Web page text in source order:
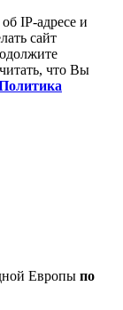
IP-адресе и
сайт
что Вы
Европы по